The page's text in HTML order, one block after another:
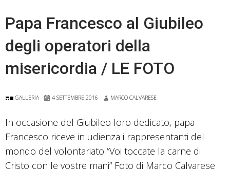
Papa Francesco al Giubileo
degli operatori della
misericordia / LE FOTO
GALLERIA 4 SETTEMBRE 2016 MARCO CALVARESE
In occasione del Giubileo loro dedicato, papa
Francesco riceve in udienza i rappresentanti del
mondo del volontariato “Voi toccate la carne di
Cristo con le vostre mani” Foto di Marco Calvarese